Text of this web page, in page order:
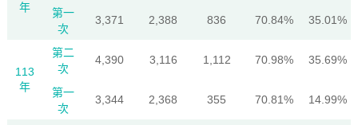
年
第一
次
3,371 2,388 836 70.84% 35.01%
113
年
第二
次
4,390 3,116 1,112 70.98% 35.69%
第一
次
3,344 2,368 355 70.81% 14.99%